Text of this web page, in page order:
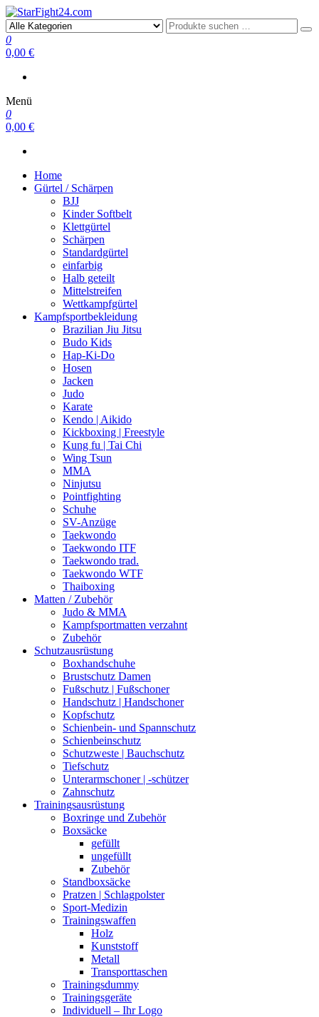
StarFight24.com
Kampfsportartikel
0
0,00 €
Menü
0
0,00 €
Home
Gürtel / Schärpen
BJJ
Kinder Softbelt
Klettgürtel
Schärpen
Standardgürtel
einfarbig
Halb geteilt
Mittelstreifen
Wettkampfgürtel
Kampfsportbekleidung
Brazilian Jiu Jitsu
Budo Kids
Hap-Ki-Do
Hosen
Jacken
Judo
Karate
Kendo | Aikido
Kickboxing | Freestyle
Kung fu | Tai Chi
Wing Tsun
MMA
Ninjutsu
Pointfighting
Schuhe
SV-Anzüge
Taekwondo
Taekwondo ITF
Taekwondo trad.
Taekwondo WTF
Thaiboxing
Matten / Zubehör
Judo & MMA
Kampfsportmatten verzahnt
Zubehör
Schutzausrüstung
Boxhandschuhe
Brustschutz Damen
Fußschutz | Fußschoner
Handschutz | Handschoner
Kopfschutz
Schienbein- und Spannschutz
Schienbeinschutz
Schutzweste | Bauchschutz
Tiefschutz
Unterarmschoner | -schützer
Zahnschutz
Trainingsausrüstung
Boxringe und Zubehör
Boxsäcke
gefüllt
ungefüllt
Zubehör
Standboxsäcke
Pratzen | Schlagpolster
Sport-Medizin
Trainingswaffen
Holz
Kunststoff
Metall
Transporttaschen
Trainingsdummy
Trainingsgeräte
Individuell – Ihr Logo